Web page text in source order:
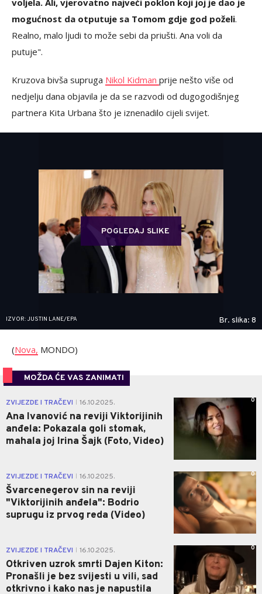
voljela. Ali, vjerovatno najveći poklon koji joj je dao je
mogućnost da otputuje sa Tomom gdje god poželi.
Realno, malo ljudi to može sebi da priušti. Ana voli da
putuje".
Kruzova bivša supruga Nikol Kidman prije nešto više od
nedjelju dana objavila je da se razvodi od dugogodišnjeg
partnera Kita Urbana što je iznenadilo cijeli svijet.
POGLEDAJ SLIKE
IZVOR: JUSTIN LANE/EPA Br. slika: 8
(Nova, MONDO)
MOŽDA ĆE VAS ZANIMATI
ZVIJEZDE I TRAČEVI 16.10.2025.
Ana Ivanović na reviji Viktorijinih
anđela: Pokazala goli stomak,
mahala joj Irina Šajk (Foto, Video)
0
ZVIJEZDE I TRAČEVI 16.10.2025.
Švarcenegerov sin na reviji
"Viktorijinih anđela": Bodrio
suprugu iz prvog reda (Video)
0
ZVIJEZDE I TRAČEVI 16.10.2025.
Otkriven uzrok smrti Dajen Kiton:
Pronašli je bez svijesti u vili, sad
otkrivno i kako nas je napustila
0